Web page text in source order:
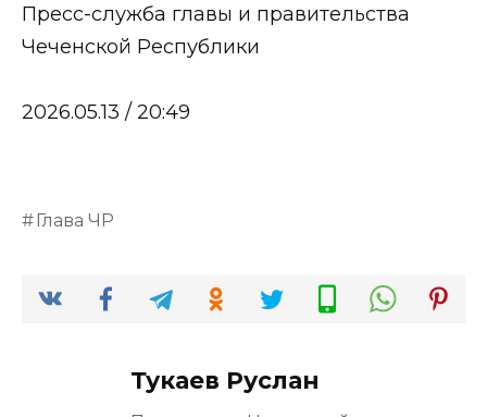
Пресс-служба главы и правительства
Чеченской Республики
2026.05.13 / 20:49
Глава ЧР
Тукаев Руслан